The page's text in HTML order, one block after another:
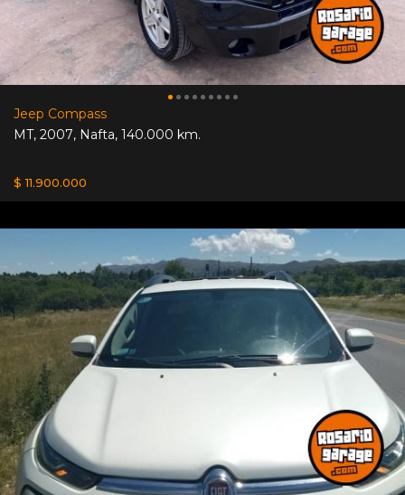
Jeep Compass
MT, 2007, Nafta, 140.000 km.
$ 11.900.000